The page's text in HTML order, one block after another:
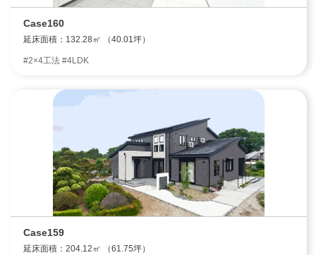
Case160
延床面積：132.28㎡ （40.01坪）
#2×4工法 #4LDK
Case159
延床面積：204.12㎡ （61.75坪）